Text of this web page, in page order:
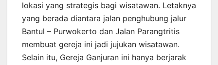
lokasi yang strategis bagi wisatawan. Letaknya
yang berada diantara jalan penghubung jalur
Bantul – Purwokerto dan Jalan Parangtritis
membuat gereja ini jadi jujukan wisatawan.
Selain itu, Gereja Ganjuran ini hanya berjarak